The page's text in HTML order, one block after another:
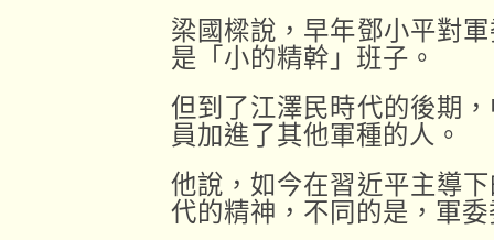
梁國樑說，早年鄧小平對
是「小的精幹」班子。
但到了江澤民時代的後期
員加進了其他軍種的人。
他說，如今在習近平主導
代的精神，不同的是，軍